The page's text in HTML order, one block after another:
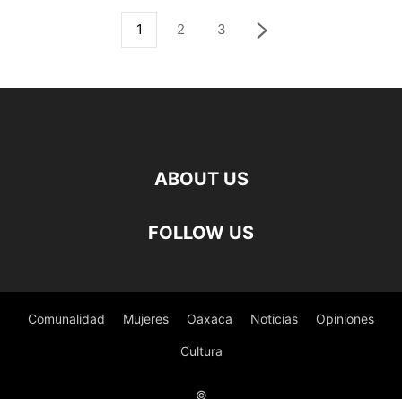
1 2 3
ABOUT US
FOLLOW US
Comunalidad Mujeres Oaxaca Noticias Opiniones
Cultura
©